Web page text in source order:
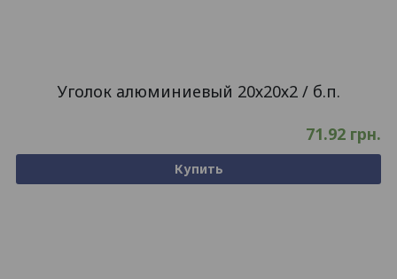
Уголок алюминиевый 20х20х2 / б.п.
71.92 грн.
Купить